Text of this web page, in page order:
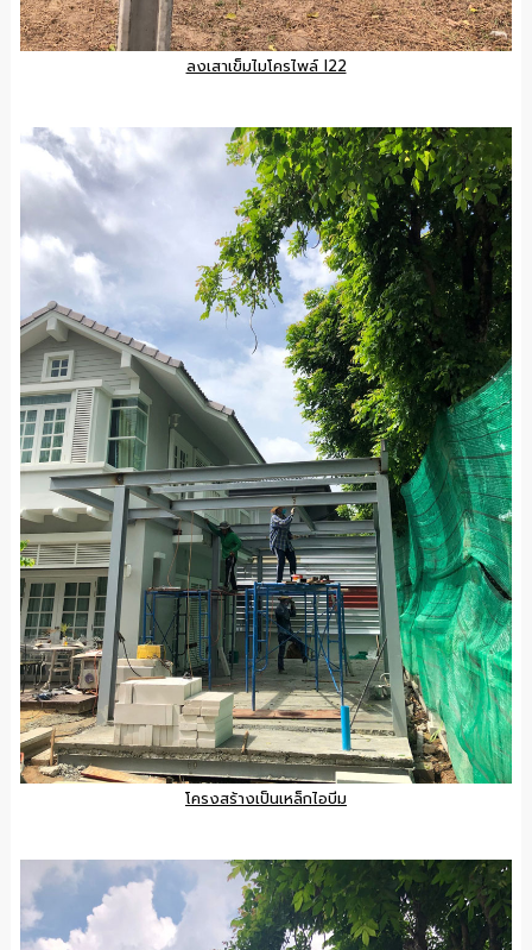
ลงเสาเข็มไมโครไพล์ I22
โครงสร้างเป็นเหล็กไอบีม